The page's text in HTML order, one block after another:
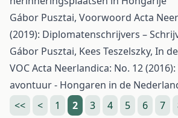
Gábor Pusztai, Voorwoord Acta
(2019): Diplomatenschrijvers –
Gábor Pusztai, Kees Teszelszky, In
VOCActa Neerlandica: No. 12
avontuur - Hongaren in de
<<
< 1 2 3 4 5 6 7